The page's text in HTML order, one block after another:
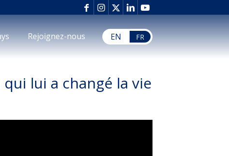
Rejoignez-nous EN FR
lui a changé la vie